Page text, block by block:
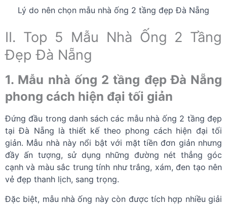
Lý do nên chọn mẫu nhà ống 2 tầng đẹp Đà Nẵng
II. Top 5 Mẫu Nhà Ống 2 Tầng
Đẹp Đà Nẵng
1. Mẫu nhà ống 2 tầng đẹp Đà Nẵng
phong cách hiện đại tối giản
Đứng đầu trong danh sách các mẫu nhà ống 2 tầng đẹp
tại Đà Nẵng là thiết kế theo phong cách hiện đại tối
giản. Mẫu nhà này nổi bật với mặt tiền đơn giản nhưng
đầy ấn tượng, sử dụng những đường nét thẳng góc
cạnh và màu sắc trung tính như trắng, xám, đen tạo nên
vẻ đẹp thanh lịch, sang trọng.
Đặc biệt, mẫu nhà ống này còn được tích hợp nhiều giải